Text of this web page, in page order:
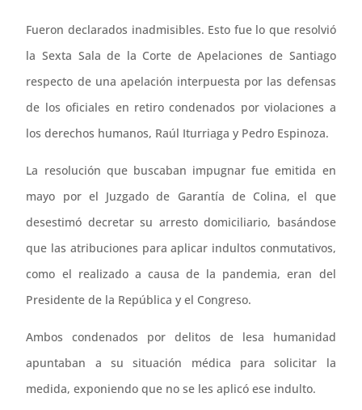
Fueron declarados inadmisibles. Esto fue lo que resolvió
la Sexta Sala de la Corte de Apelaciones de Santiago
respecto de una apelación interpuesta por las defensas
de los oficiales en retiro condenados por violaciones a
los derechos humanos, Raúl Iturriaga y Pedro Espinoza.
La resolución que buscaban impugnar fue emitida en
mayo por el Juzgado de Garantía de Colina, el que
desestimó decretar su arresto domiciliario, basándose
que las atribuciones para aplicar indultos conmutativos,
como el realizado a causa de la pandemia, eran del
Presidente de la República y el Congreso.
Ambos condenados por delitos de lesa humanidad
apuntaban a su situación médica para solicitar la
medida, exponiendo que no se les aplicó ese indulto.